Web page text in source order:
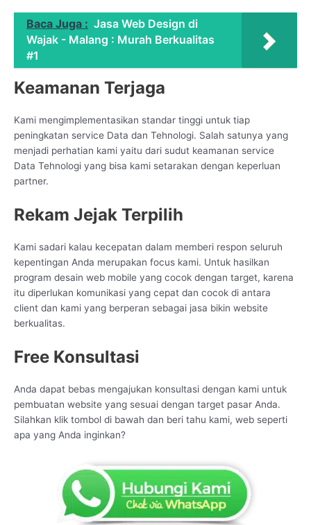
Baca Juga : Jasa Web Design di
Wajak - Malang : Murah Berkualitas
#1
Keamanan Terjaga
Kami mengimplementasikan standar tinggi untuk tiap
peningkatan service Data dan Tehnologi. Salah satunya yang
menjadi perhatian kami yaitu dari sudut keamanan service
Data Tehnologi yang bisa kami setarakan dengan keperluan
partner.
Rekam Jejak Terpilih
Kami sadari kalau kecepatan dalam memberi respon seluruh
kepentingan Anda merupakan focus kami. Untuk hasilkan
program desain web mobile yang cocok dengan target, karena
itu diperlukan komunikasi yang cepat dan cocok di antara
client dan kami yang berperan sebagai jasa bikin website
berkualitas.
Free Konsultasi
Anda dapat bebas mengajukan konsultasi dengan kami untuk
pembuatan website yang sesuai dengan target pasar Anda.
Silahkan klik tombol di bawah dan beri tahu kami, web seperti
apa yang Anda inginkan?